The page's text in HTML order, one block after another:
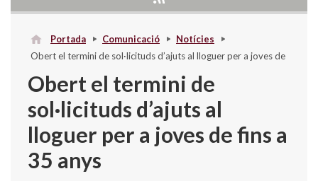
Portada Comunicació
Notícies
Obert el termini de sol·licituds d’ajuts al lloguer per a joves de
Obert el termini de
sol·licituds d’ajuts al
lloguer per a joves de fins a
35 anys